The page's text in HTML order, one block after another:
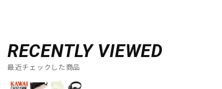
RECENTLY VIEWED
最近チェックした商品